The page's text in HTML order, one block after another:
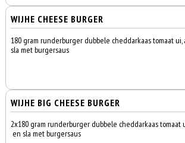
WIJHE CHEESE BURGER
180 gram runderburger dubbele cheddarkaas tomaat
sla met burgersaus
WIJHE BIG CHEESE BURGER
2x180 gram runderburger dubbele cheddarkaas tomaat
en sla met burgersaus